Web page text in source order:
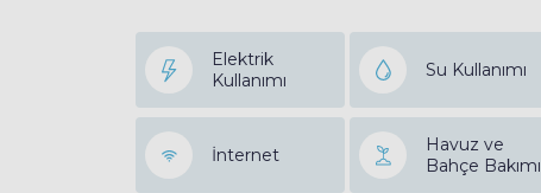
Elektrik
Kullanımı
Su Kullanımı
İnternet
Havuz ve
Bahçe Bakımı